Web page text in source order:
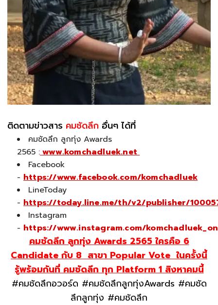
ติดตามข่าวสาร คมชัดลึก อื่นๆ ได้ที่
คมชัดลึก ลูกทุ่ง Awards
2565 : www.komchadluek.net
Facebook
- https://www.facebook.com/komchadluek
LineToday
- https://today.line.me/th/v2/publisher/
Instagram
- https://www.instagram.com/
คมชัดลึก ลูกทุ่ง Awards 2565 ใครคือ 6
Candidate กับ 8 สาขา Popular Vote ในครั้งนี้
รู้พร้อมกันที่ คมชัดลึก ทุก Platform 1 สิงหาคมนี้
#คมชัดลึกอวอร์ด #คมชัดลึกลูกทุ่งAwards #คมชัด
ลึกลูกทุ่ง #คมชัดลึก